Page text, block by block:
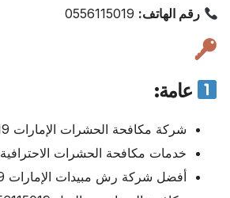
رقم الهاتف:
عامة:
شركة مكافحة الحشرات الإمارات 0556115019
خدمات مكافحة الحشرات الاحترافية 0556115019
أفضل شركة رش مبيدات الإمارات 0556115019